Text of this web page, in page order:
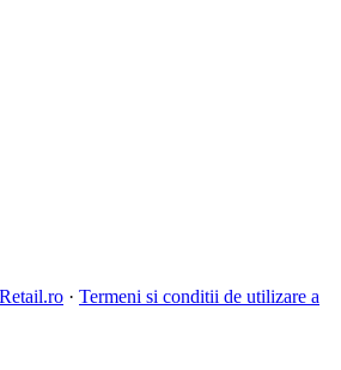
· Termeni si conditii de utilizare a